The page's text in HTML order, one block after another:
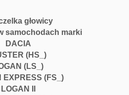
głowicy
samochodach marki
DACIA
(HS_)
(LS_)
EXPRESS (FS_)
LOGAN II